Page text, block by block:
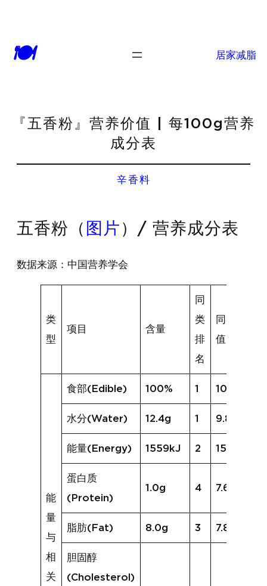
🍽 居家减脂
『五香粉』营养价值 | 每100g营养
成分表
辛香料
五香粉（ 图片 ）/ 营养成分表
数据来源：中国营养学会
类
型
项目 含量
同
类
排
名
同类均
值
能
量
与
相
关
食部(Edible) 100% 1 100%
水分(Water) 12.4g 1 9.8g
能量(Energy) 1559kJ 2 1525kJ
蛋白质
(Protein)
1.0g 4 7.6g
脂肪(Fat) 8.0g 3 7.8g
胆固醇
(Cholesterol)